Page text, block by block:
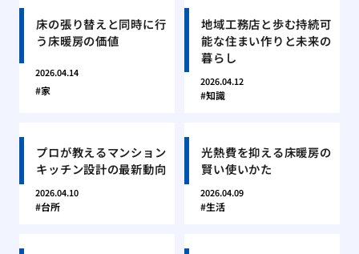
床の張り替えと同時に行
う床暖房の価値
2026.04.14
家
地域工務店と歩む持続可
能な住まい作りと未来の
暮らし
2026.04.12
知識
プロが教えるマンション
キッチン設計の最新動向
2026.04.10
台所
光熱費を抑える床暖房の
賢い使いかた
2026.04.09
生活